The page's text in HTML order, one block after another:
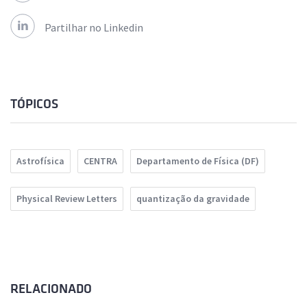
Partilhar no Linkedin
TÓPICOS
Astrofísica CENTRA Departamento de Física (DF)
Physical Review Letters quantização da gravidade
RELACIONADO